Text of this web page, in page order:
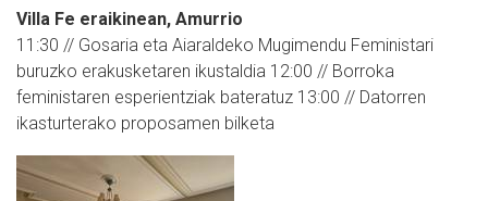
Villa Fe eraikinean, Amurrio
11:30 // Gosaria eta Aiaraldeko Mugimendu Feministari
buruzko erakusketaren ikustaldia 12:00 // Borroka
feministaren esperientziak bateratuz 13:00 // Datorren
ikasturterako proposamen bilketa